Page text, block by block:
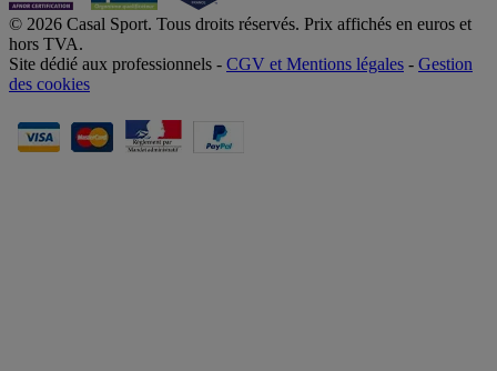
© 2026 Casal Sport. Tous droits réservés. Prix affichés en euros et
hors TVA.
Site dédié aux professionnels - CGV et Mentions légales - Gestion
des cookies